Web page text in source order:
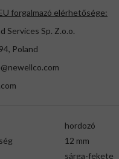
forgalmazó elérhetősége:
Services Sp. Z.o.o.
Poland
hordozó
12 mm
sárga-fekete